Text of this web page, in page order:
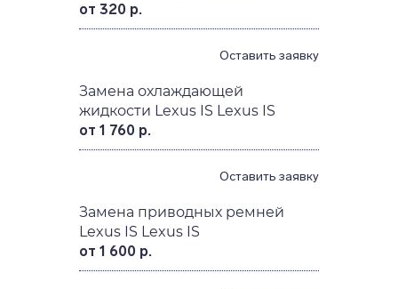
от 320 р.
Оставить заявку
Замена охлаждающей
жидкости Lexus IS Lexus IS
от 1 760 р.
Оставить заявку
Замена приводных ремней
Lexus IS Lexus IS
от 1 600 р.